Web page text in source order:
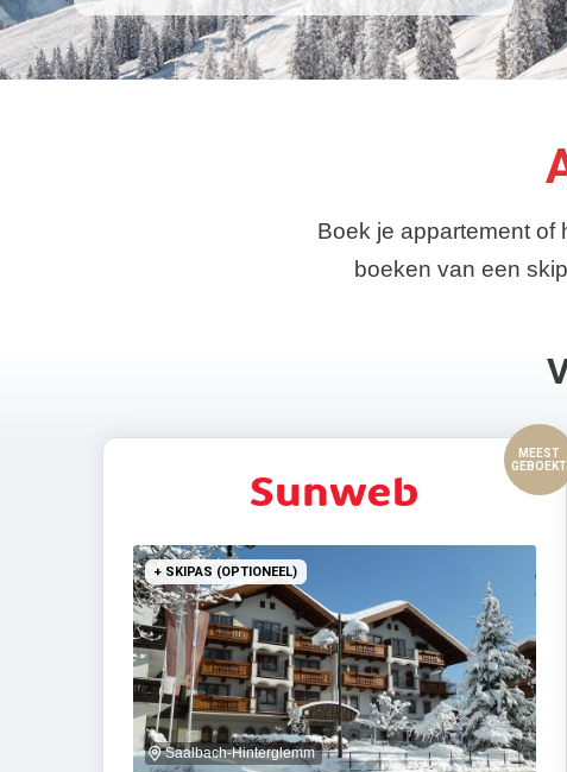
Boek je appartement of
boeken van een
MEEST
GEBOEKT
Saalbach-Hinterglemm
+ SKIPAS (OPTIONEEL)